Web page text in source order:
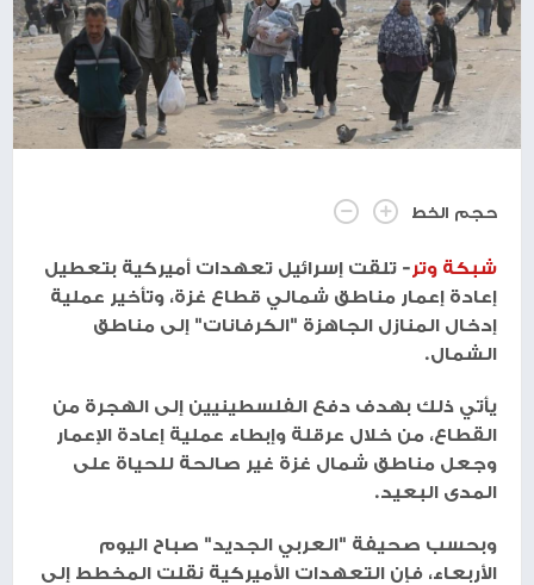
حجم الخط
شبكة وتر- تلقت إسرائيل تعهدات أميركية بتعطيل
إعادة إعمار مناطق شمالي قطاع غزة، وتأخير عملية
إدخال المنازل الجاهزة "الكرفانات" إلى مناطق
الشمال.
يأتي ذلك بهدف دفع الفلسطينيين إلى الهجرة من
القطاع، من خلال عرقلة وإبطاء عملية إعادة الإعمار
وجعل مناطق شمال غزة غير صالحة للحياة على
المدى البعيد.
وبحسب صحيفة "العربي الجديد" صباح اليوم
الأربعاء، فإن التعهدات الأميركية نقلت المخطط إلى